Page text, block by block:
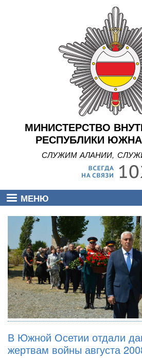
Перейти
к
МИНИСТЕРСТВО
РЕСПУБЛИКИ
СЛУЖИМ АЛАНИИ,
МЕНЮ
В Южной Осетии отдали
жертвам войны августа